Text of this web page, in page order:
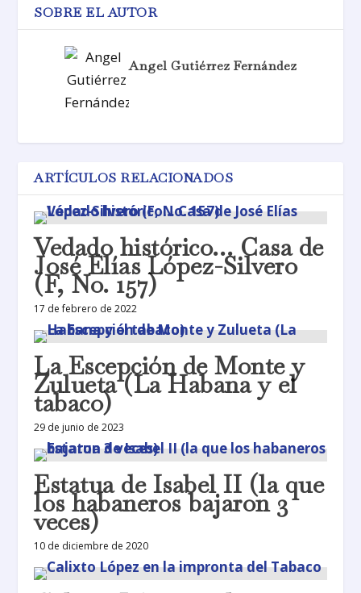
SOBRE EL AUTOR
Angel Gutiérrez Fernández
ARTÍCULOS RELACIONADOS
Vedado histórico… Casa de
José Elías López-Silvero
(F, No. 157)
17 de febrero de 2022
La Escepción de Monte y
Zulueta (La Habana y el
tabaco)
29 de junio de 2023
Estatua de Isabel II (la que
los habaneros bajaron 3
veces)
10 de diciembre de 2020